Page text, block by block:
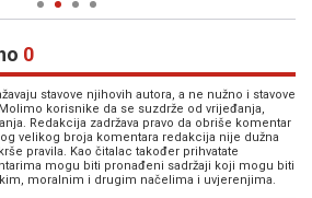
0
stavove njihovih autora, a ne nužno i stavove
korisnike da se suzdrže od vrijeđanja,
Redakcija zadržava pravo da obriše komentar
velikog broja komentara redakcija nije dužna
pravila. Kao čitalac također prihvatate
mogu biti pronađeni sadržaji koji mogu biti
moralnim i drugim načelima i uvjerenjima.